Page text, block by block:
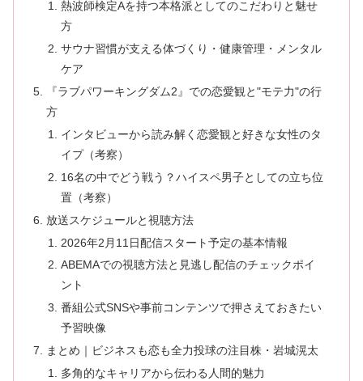
熱波師検定Aを持つ本格派としてのこだわりと魅せ
方
サウナ習慣が支える体づくり・健康管理・メンタル
ケア
『ラブパワーキングダム2』での恋愛観と"モテ力"の行
方
インタビューから読み解く恋愛観と好きな女性のタ
イプ（考察）
16名の中でどう戦う？ハイスペ男子としての立ち位
置（考察）
放送スケジュールと視聴方法
2026年2月11日配信スタート予定の基本情報
ABEMAでの視聴方法と見逃し配信のチェックポイ
ント
番組公式SNSや事前コンテンツで押さえておきたい
予習映像
まとめ｜ビジネスも恋も全力投球の注目株・岩城滉太
多角的なキャリアから伝わる人間的魅力